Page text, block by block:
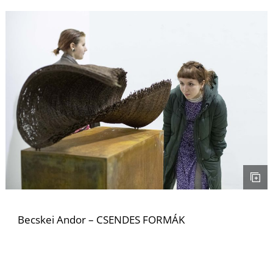
Becskei Andor – CSENDES FORMÁK